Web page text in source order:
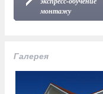
монтажу
Галерея